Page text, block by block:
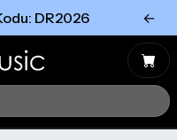
DR2026 ←
Tümünü Gör
Tümünü gör